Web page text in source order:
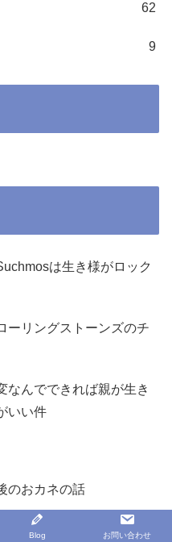
62
9
は生き様がロック
ーリングストーンズのチ
なんでできれば親が生き
いい件
のおカネの話
Blog お問い合わせ